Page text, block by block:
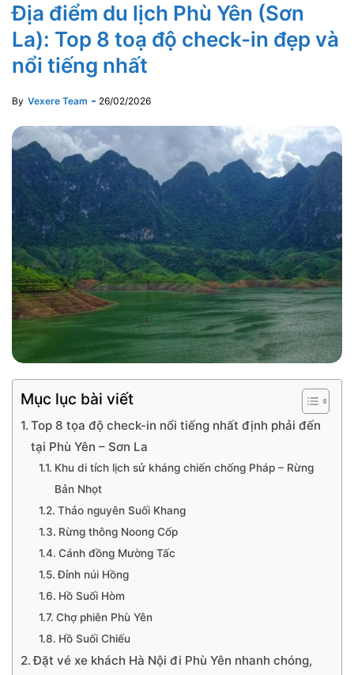
Địa điểm du lịch Phù Yên (Sơn
La): Top 8 toạ độ check-in đẹp và
nổi tiếng nhất
By Vexere Team 26/02/2026
Mục lục bài viết
Top 8 tọa độ check-in nổi tiếng nhất định phải đến
tại Phù Yên – Sơn La
Khu di tích lịch sử kháng chiến chống Pháp – Rừng
Bản Nhọt
Thảo nguyên Suối Khang
Rừng thông Noong Cốp
Cánh đồng Mường Tấc
Đỉnh núi Hồng
Hồ Suối Hòm
Chợ phiên Phù Yên
Hồ Suối Chiếu
Đặt vé xe khách Hà Nội đi Phù Yên nhanh chóng,